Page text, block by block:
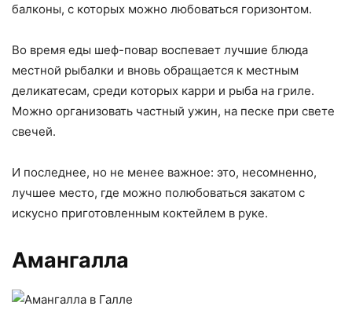
балконы, с которых можно любоваться горизонтом.
Во время еды шеф-повар воспевает лучшие блюда
местной рыбалки и вновь обращается к местным
деликатесам, среди которых карри и рыба на гриле.
Можно организовать частный ужин, на песке при свете
свечей.
И последнее, но не менее важное: это, несомненно,
лучшее место, где можно полюбоваться закатом с
искусно приготовленным коктейлем в руке.
Амангалла